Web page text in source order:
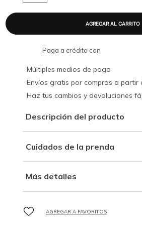
Paga a crédito con
Múltiples medios de pago
Envíos gratis por compras a partir
Haz tus cambios y devoluciones
Descripción del producto
Cuidados de la prenda
Más detalles